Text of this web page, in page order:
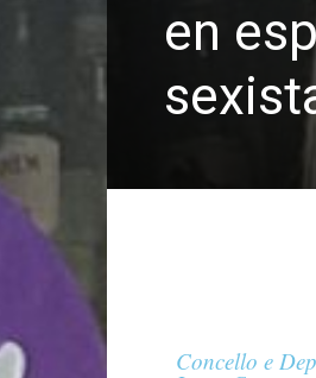
en
Concello e